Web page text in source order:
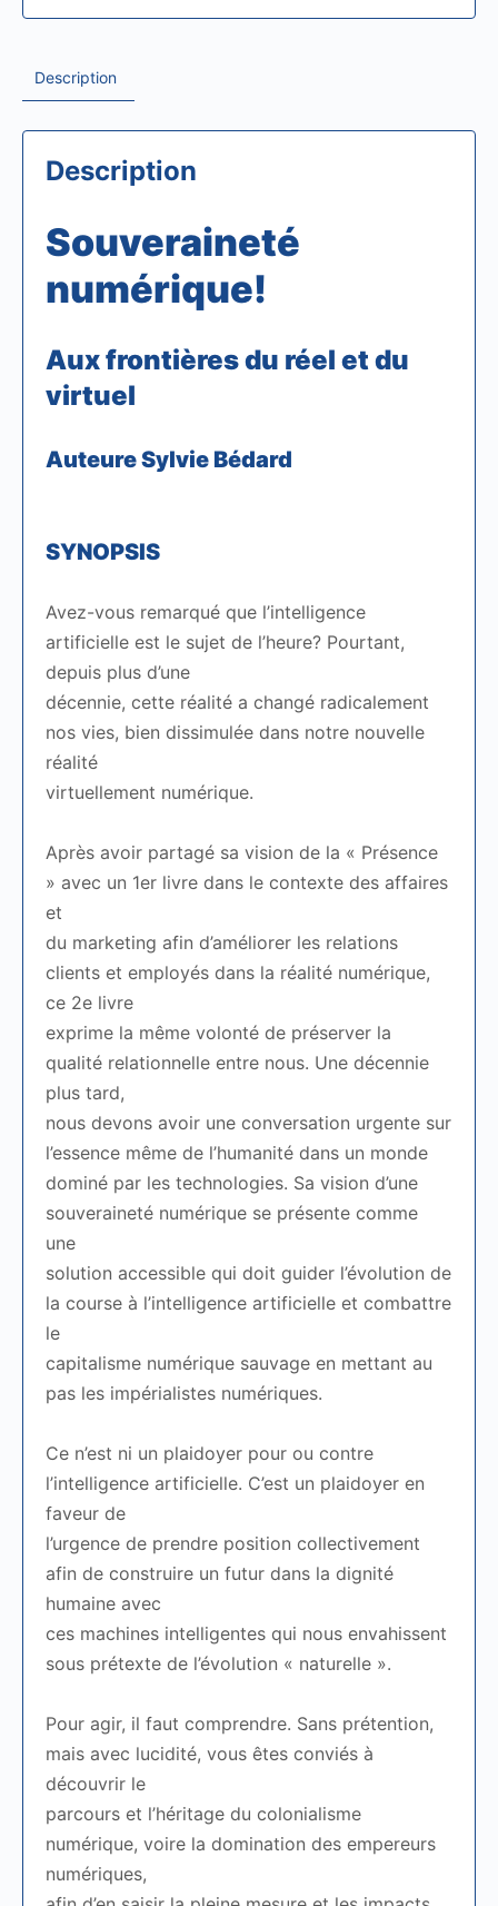
virtuel
version
Description
Description
Souveraineté
numérique!
Aux frontières du réel et du
virtuel
Auteure Sylvie Bédard
SYNOPSIS
Avez-vous remarqué que l’intelligence
artificielle est le sujet de l’heure? Pourtant,
depuis plus d’une
décennie, cette réalité a changé radicalement
nos vies, bien dissimulée dans notre nouvelle
réalité
virtuellement numérique.
Après avoir partagé sa vision de la « Présence
» avec un 1er livre dans le contexte des affaires
et
du marketing afin d’améliorer les relations
clients et employés dans la réalité numérique,
ce 2e livre
exprime la même volonté de préserver la
qualité relationnelle entre nous. Une décennie
plus tard,
nous devons avoir une conversation urgente sur
l’essence même de l’humanité dans un monde
dominé par les technologies. Sa vision d’une
souveraineté numérique se présente comme
une
solution accessible qui doit guider l’évolution de
la course à l’intelligence artificielle et combattre
le
capitalisme numérique sauvage en mettant au
pas les impérialistes numériques.
Ce n’est ni un plaidoyer pour ou contre
l’intelligence artificielle. C’est un plaidoyer en
faveur de
l’urgence de prendre position collectivement
afin de construire un futur dans la dignité
humaine avec
ces machines intelligentes qui nous envahissent
sous prétexte de l’évolution « naturelle ».
Pour agir, il faut comprendre. Sans prétention,
mais avec lucidité, vous êtes conviés à
découvrir le
parcours et l’héritage du colonialisme
numérique, voire la domination des empereurs
numériques,